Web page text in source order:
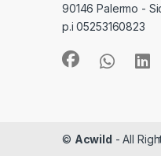
90146 Palermo -
p.i 05253160823
© Acwild - All